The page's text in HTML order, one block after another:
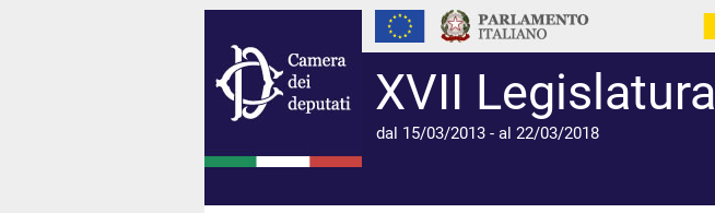
XVII Legislatura
dal 15/03/2013 - al 22/03/2018